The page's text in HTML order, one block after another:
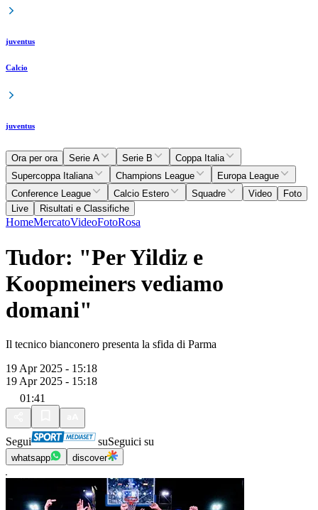
juventus
Calcio
juventus
Ora per ora Serie A Serie B
Coppa Italia
Supercoppa Italiana
Champions League
Europa League
Conference League
Calcio Estero Squadre Video
Foto
Live
Risultati e Classifiche
HomeMercatoVideoFotoRosa
Tudor: "Per Yildiz e
Koopmeiners vediamo
domani"
Il tecnico bianconero presenta la sfida di Parma
19 Apr 2025 - 15:18
19 Apr 2025 - 15:18
01:41
Segui suSeguici su
whatsapp discover